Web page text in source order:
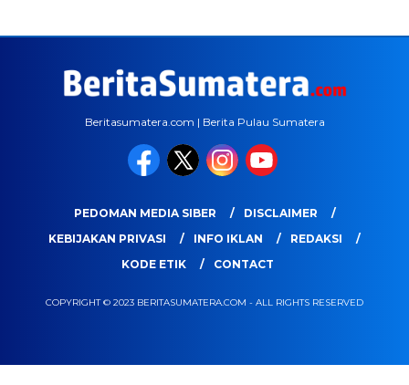
Beritasumatera.com | Berita Pulau Sumatera
PEDOMAN MEDIA SIBER
DISCLAIMER
KEBIJAKAN PRIVASI
INFO IKLAN
REDAKSI
KODE ETIK
CONTACT
COPYRIGHT © 2023 BERITASUMATERA.COM - ALL RIGHTS RESERVED